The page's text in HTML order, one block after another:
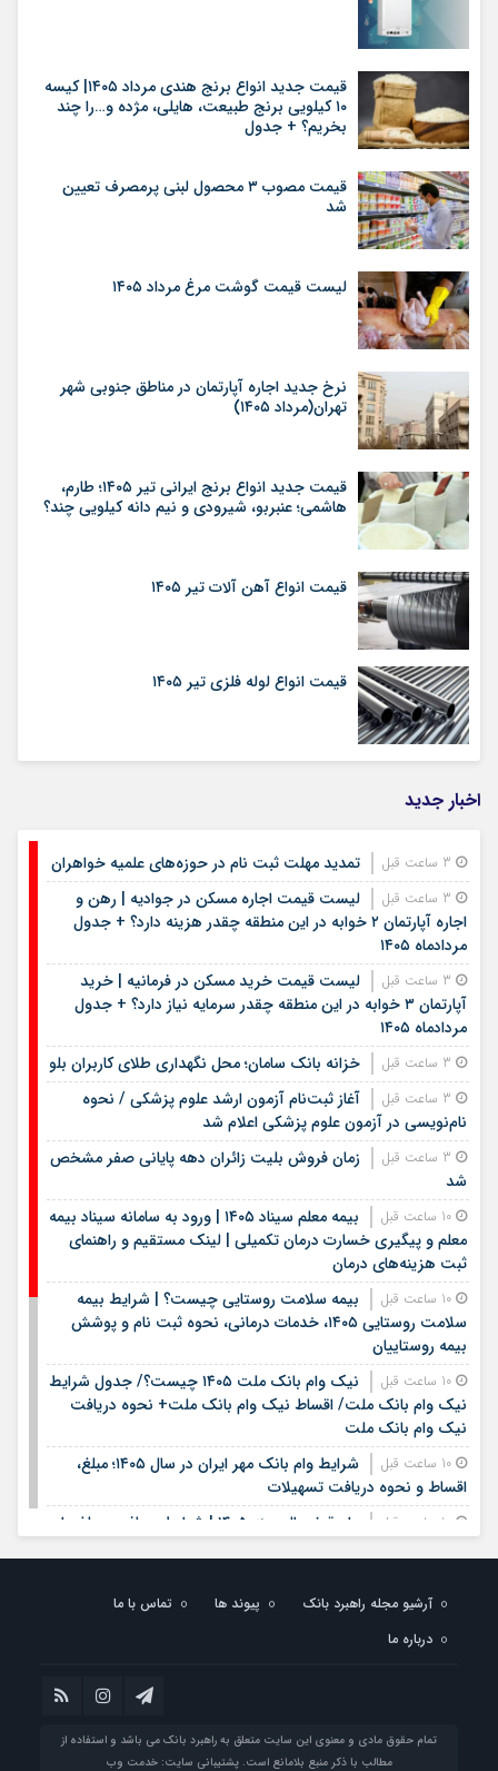
قیمت جدید انواع برنج هندی مرداد ۱۴۰۵| کیسه
۱۰ کیلویی برنج طبیعت، هایلی، مژده و…را چند
بخریم؟ + جدول
قیمت مصوب ۳ محصول لبنی پرمصرف تعیین
شد
لیست قیمت گوشت مرغ مرداد ۱۴۰۵
نرخ جدید اجاره آپارتمان در مناطق جنوبی شهر
تهران(مرداد ۱۴۰۵)
قیمت جدید انواع برنج ایرانی تیر ۱۴۰۵؛ طارم،
هاشمی؛ عنبربو، شیرودی و نیم دانه کیلویی چند؟
قیمت انواع آهن آلات تیر ۱۴۰۵
قیمت انواع لوله فلزی تیر ۱۴۰۵
اخبار جدید
تمدید مهلت ثبت نام در حوزه‌های علمیه خواهران
لیست قیمت اجاره مسکن در جوادیه | رهن و
اجاره آپارتمان ۲ خوابه در این منطقه چقدر هزینه دارد؟ + جدول
مردادماه ۱۴۰۵
لیست قیمت خرید مسکن در فرمانیه | خرید
آپارتمان ۳ خوابه در این منطقه چقدر سرمایه نیاز دارد؟ + جدول
مردادماه ۱۴۰۵
خزانه بانک سامان؛ محل نگهداری طلای کاربران بلو
آغاز ثبت‌نام آزمون ارشد علوم پزشکی / نحوه
نام‌نویسی در آزمون علوم پزشکی اعلام شد
زمان فروش بلیت زائران دهه پایانی صفر مشخص
شد
بیمه معلم سیناد ۱۴۰۵ | ورود به سامانه سیناد بیمه
معلم و پیگیری خسارت درمان تکمیلی | لینک مستقیم و راهنمای
ثبت هزینه‌های درمان
بیمه سلامت روستایی چیست؟ | شرایط بیمه
سلامت روستایی ۱۴۰۵، خدمات درمانی، نحوه ثبت نام و پوشش
بیمه روستاییان
نیک وام بانک ملت ۱۴۰۵ چیست؟/ جدول شرایط
نیک وام بانک ملت/ اقساط نیک وام بانک ملت+ نحوه دریافت
نیک وام بانک ملت
شرایط وام بانک مهر ایران در سال ۱۴۰۵؛ مبلغ،
اقساط و نحوه دریافت تسهیلات
وام قرض الحسنه ۱۴۰۵ | شرایط دریافت، مبلغ وام،
جدول
وام فوری بی دردسر بدون ضامن قرض الحسنه |
وام آسان
آرشیو مجله راهبرد بانک پیوند ها
تماس با ما
درباره ما
تمام حقوق مادی و معنوی این سایت متعلق به راهبرد بانک می باشد و استفاده از
مطالب با ذکر منبع بلامانع است. پشتیبانی سایت:خدمت وب